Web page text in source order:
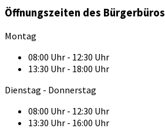
Öffnungszeiten des Bürgerbüros
Montag
08:00 Uhr - 12:30 Uhr
13:30 Uhr - 18:00 Uhr
Dienstag - Donnerstag
08:00 Uhr - 12:30 Uhr
13:30 Uhr - 16:00 Uhr